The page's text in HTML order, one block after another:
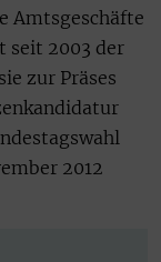
Amtsgeschäfte
seit 2003 der
zur Präses
2012